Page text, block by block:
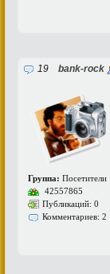
19 bank-rock
Группа: Посетители
42557865
Публикаций: 0
Комментариев: 2